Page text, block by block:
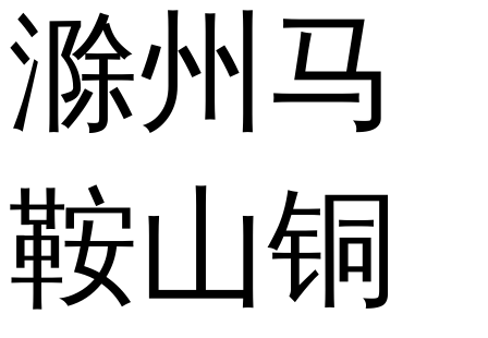
滁州 马
鞍山铜